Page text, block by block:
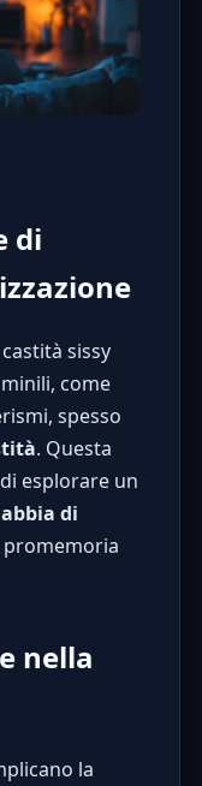
di
sissy
come
spesso
. Questa
esplorare un
di
promemoria
nella
la